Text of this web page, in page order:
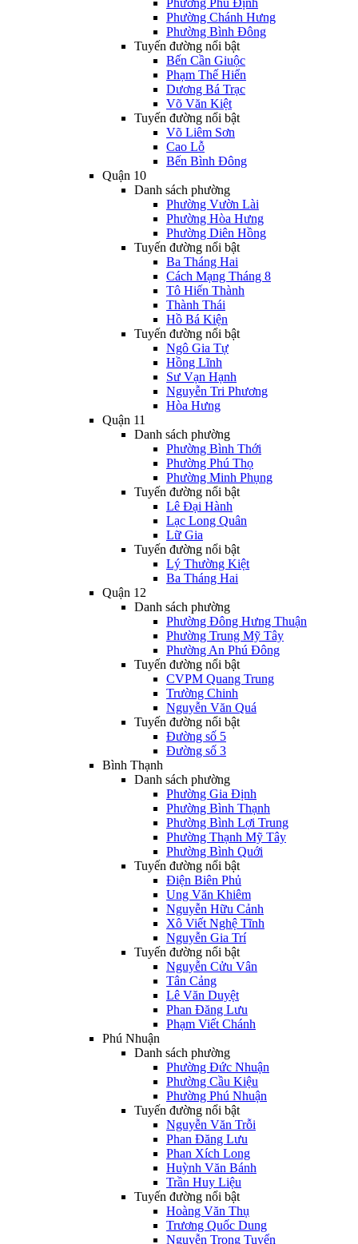
Phường Phú Định
Phường Chánh Hưng
Phường Bình Đông
Tuyến đường nổi bật
Bến Cần Giuộc
Phạm Thế Hiển
Dương Bá Trạc
Võ Văn Kiệt
Tuyến đường nổi bật
Võ Liêm Sơn
Cao Lỗ
Bến Bình Đông
Quận 10
Danh sách phường
Phường Vườn Lài
Phường Hòa Hưng
Phường Diên Hồng
Tuyến đường nổi bật
Ba Tháng Hai
Cách Mạng Tháng 8
Tô Hiến Thành
Thành Thái
Hồ Bá Kiện
Tuyến đường nổi bật
Ngô Gia Tự
Hồng Lĩnh
Sư Vạn Hạnh
Nguyễn Tri Phương
Hòa Hưng
Quận 11
Danh sách phường
Phường Bình Thới
Phường Phú Thọ
Phường Minh Phụng
Tuyến đường nổi bật
Lê Đại Hành
Lạc Long Quân
Lữ Gia
Tuyến đường nổi bật
Lý Thường Kiệt
Ba Tháng Hai
Quận 12
Danh sách phường
Phường Đông Hưng Thuận
Phường Trung Mỹ Tây
Phường An Phú Đông
Tuyến đường nổi bật
CVPM Quang Trung
Trường Chinh
Nguyễn Văn Quá
Tuyến đường nổi bật
Đường số 5
Đường số 3
Bình Thạnh
Danh sách phường
Phường Gia Định
Phường Bình Thạnh
Phường Bình Lợi Trung
Phường Thạnh Mỹ Tây
Phường Bình Quới
Tuyến đường nổi bật
Điện Biên Phủ
Ung Văn Khiêm
Nguyễn Hữu Cảnh
Xô Viết Nghệ Tĩnh
Nguyễn Gia Trí
Tuyến đường nổi bật
Nguyễn Cửu Vân
Tân Cảng
Lê Văn Duyệt
Phan Đăng Lưu
Phạm Viết Chánh
Phú Nhuận
Danh sách phường
Phường Đức Nhuận
Phường Cầu Kiệu
Phường Phú Nhuận
Tuyến đường nổi bật
Nguyễn Văn Trỗi
Phan Đăng Lưu
Phan Xích Long
Huỳnh Văn Bánh
Trần Huy Liệu
Tuyến đường nổi bật
Hoàng Văn Thụ
Trương Quốc Dung
Nguyễn Trọng Tuyển